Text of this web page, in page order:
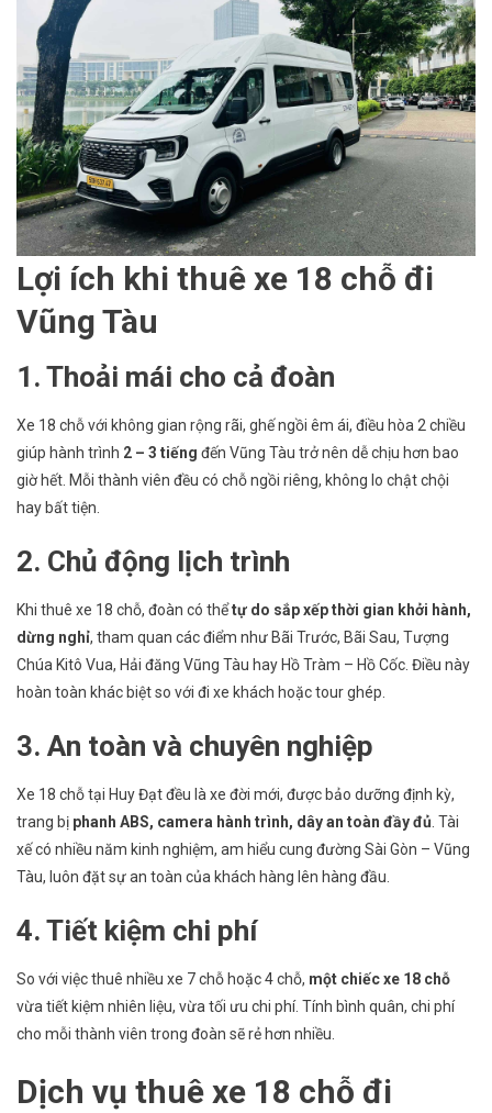
Lợi ích khi thuê xe 18 chỗ đi
Vũng Tàu
1. Thoải mái cho cả đoàn
Xe 18 chỗ với không gian rộng rãi, ghế ngồi êm ái, điều hòa 2 chiều
giúp hành trình 2 – 3 tiếng đến Vũng Tàu trở nên dễ chịu hơn bao
giờ hết. Mỗi thành viên đều có chỗ ngồi riêng, không lo chật chội
hay bất tiện.
2. Chủ động lịch trình
Khi thuê xe 18 chỗ, đoàn có thểtự do sắp xếp thời gian khởi hành,
dừng nghỉ, tham quan các điểm như Bãi Trước, Bãi Sau, Tượng
Chúa Kitô Vua, Hải đăng Vũng Tàu hay Hồ Tràm – Hồ Cốc. Điều này
hoàn toàn khác biệt so với đi xe khách hoặc tour ghép.
3. An toàn và chuyên nghiệp
Xe 18 chỗ tại Huy Đạt đều là xe đời mới, được bảo dưỡng định kỳ,
trang bị phanh ABS, camera hành trình, dây an toàn đầy đủ . Tài
xế có nhiều năm kinh nghiệm, am hiểu cung đường Sài Gòn – Vũng
Tàu, luôn đặt sự an toàn của khách hàng lên hàng đầu.
4. Tiết kiệm chi phí
So với việc thuê nhiều xe 7 chỗ hoặc 4 chỗ, một chiếc xe 18 chỗ
vừa tiết kiệm nhiên liệu, vừa tối ưu chi phí. Tính bình quân, chi phí
cho mỗi thành viên trong đoàn sẽ rẻ hơn nhiều.
Dịch vụ thuê xe 18 chỗ đi